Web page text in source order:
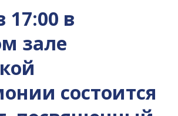
17:00 в
зале
состоится